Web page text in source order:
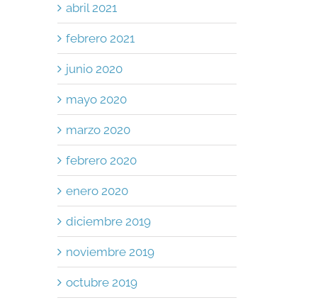
abril 2021
febrero 2021
junio 2020
mayo 2020
marzo 2020
febrero 2020
enero 2020
diciembre 2019
noviembre 2019
octubre 2019